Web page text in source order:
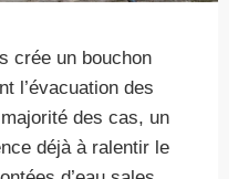
crée un bouchon
l’évacuation des
des cas, un
déjà à ralentir le